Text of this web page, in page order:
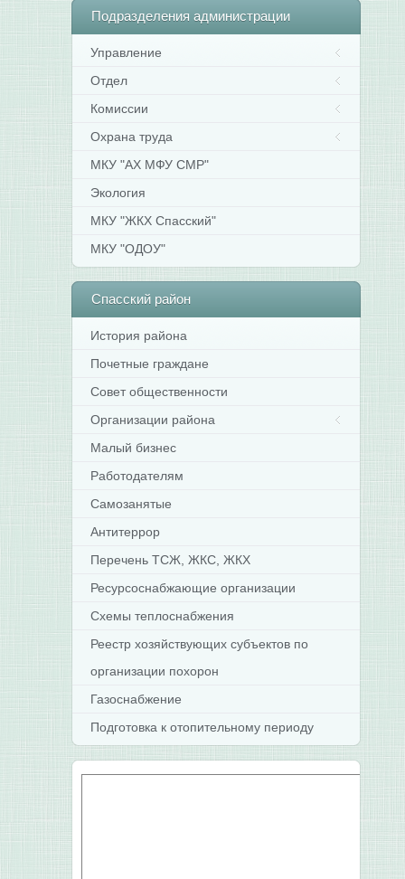
Подразделения администрации
Управление
Отдел
Комиссии
Охрана труда
МКУ "АХ МФУ СМР"
Экология
МКУ "ЖКХ Спасский"
МКУ "ОДОУ"
Спасскийрайон
История района
Почетные граждане
Совет общественности
Организации района
Малый бизнес
Работодателям
Самозанятые
Антитеррор
Перечень ТСЖ, ЖКС, ЖКХ
Ресурсоснабжающие организации
Схемы теплоснабжения
Реестр хозяйствующих субъектов по
организации похорон
Газоснабжение
Подготовка к отопительному периоду